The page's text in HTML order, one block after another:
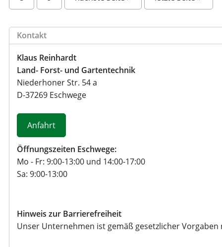
e
n
Kontakt
Klaus Reinhardt
Land- Forst- und Gartentechnik
Niederhoner Str. 54 a
D-37269 Eschwege
Anfahrt
Öffnungszeiten Eschwege:
Mo - Fr: 9:00-13:00 und 14:00-17:00
Sa: 9:00-13:00
Hinweis zur Barrierefreiheit
Unser Unternehmen ist gemäß gesetzlicher